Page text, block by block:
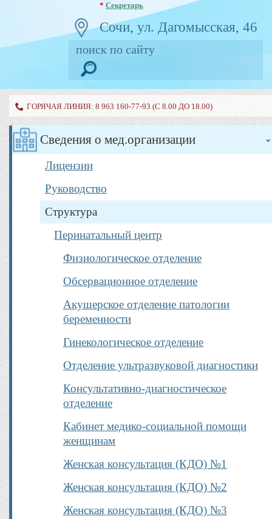
* Секретарь
Сочи, ул. Дагомысская, 46
ГОРЯЧАЯ ЛИНИЯ: 8 963 160-77-93 (С 8.00 ДО 18.00)
Сведения о мед.организации
Лицензии
Руководство
Структура
Перинатальный центр
Физиологическое отделение
Обсервационное отделение
Акушерское отделение патологии
беременности
Гинекологическое отделение
Отделение ультразвуковой диагностики
Консультативно-диагностическое
отделение
Кабинет медико-социальной помощи
женщинам
Женская консультация (КДО) №1
Женская консультация (КДО) №2
Женская консультация (КДО) №3